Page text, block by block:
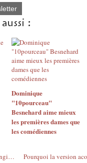
:
Dominique
"10pourceau"
Besnehard aime mieux
les premières dames que
les comédiennes
USA musique avec Angie Stone "Brotha"